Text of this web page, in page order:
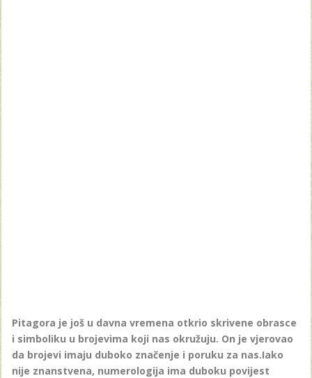
Pitagora je još u davna vremena otkrio skrivene obrasce
i simboliku u brojevima koji nas okružuju. On je vjerovao
da brojevi imaju duboko značenje i poruku za nas.Iako
nije znanstvena, numerologija ima duboku povijest